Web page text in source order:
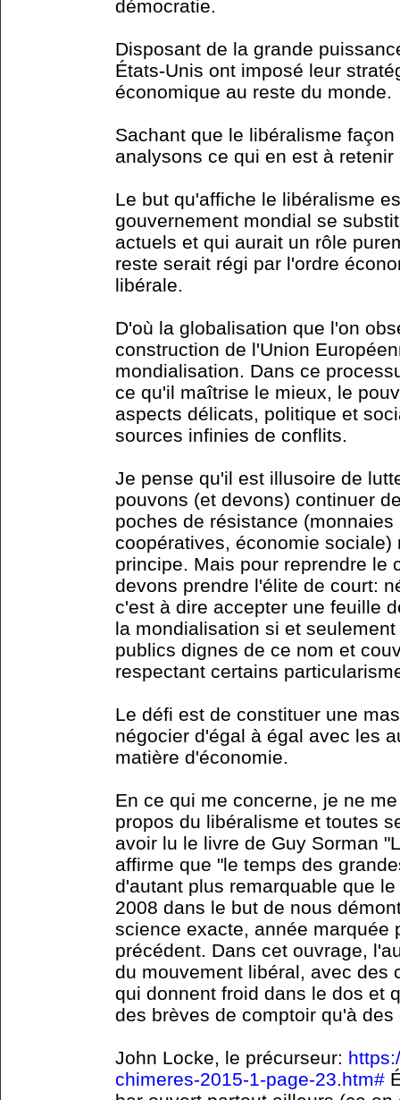
démocratie.
Disposant de la grande
États-Unis ont imposé leur
économique au reste du monde.
Sachant que le libéralisme
analysons ce qui en est à retenir
Le but qu'affiche le libéralisme
gouvernement mondial se
actuels et qui aurait un rôle
reste serait régi par l'ordre
libérale.
D'où la globalisation que l'on
construction de l'Union
mondialisation. Dans ce
ce qu'il maîtrise le mieux, le
aspects délicats, politique et
sources infinies de conflits.
Je pense qu'il est illusoire de
pouvons (et devons) continuer
poches de résistance
coopératives, économie sociale)
principe. Mais pour reprendre le
devons prendre l'élite de court:
c'est à dire accepter une feuille
la mondialisation si et
publics dignes de ce nom et
respectant certains
Le défi est de constituer une
négocier d'égal à égal avec les
matière d'économie.
En ce qui me concerne, je ne
propos du libéralisme et toutes
avoir lu le livre de Guy Sorman
affirme que "le temps des
d'autant plus remarquable que
2008 dans le but de nous
science exacte, année marquée
précédent. Dans cet ouvrage,
du mouvement libéral, avec des
qui donnent froid dans le dos et
des brèves de comptoir qu'à
John Locke, le précurseur:
chimeres-2015-1-page-23.htm#